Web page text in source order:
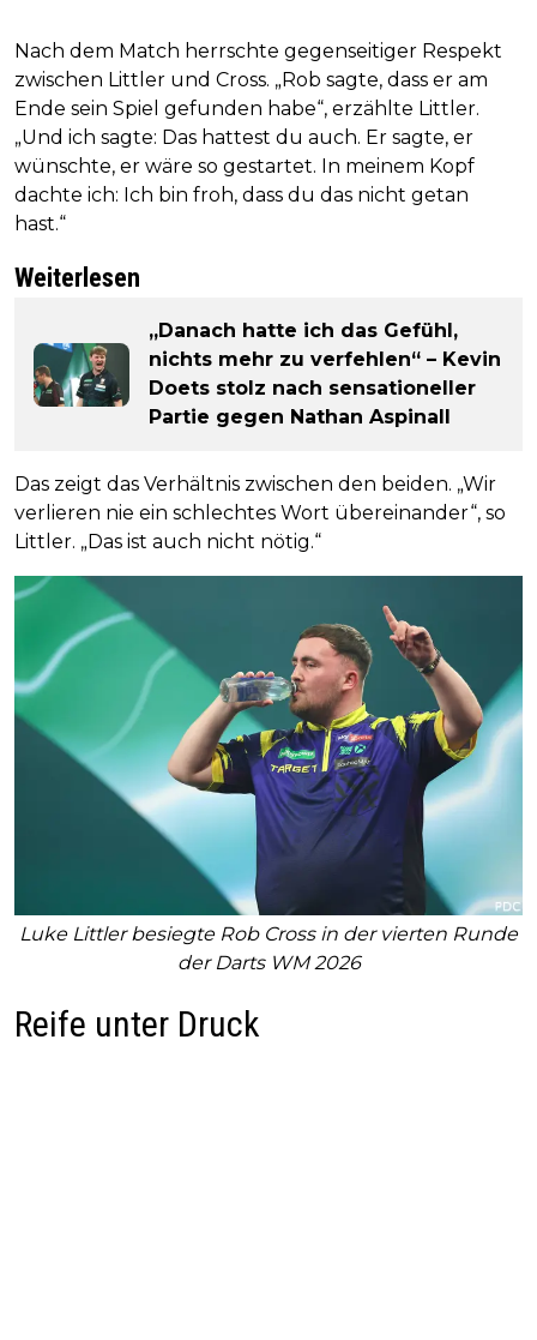
Nach dem Match herrschte gegenseitiger Respekt
zwischen Littler und Cross. „Rob sagte, dass er am
Ende sein Spiel gefunden habe“, erzählte Littler.
„Und ich sagte: Das hattest du auch. Er sagte, er
wünschte, er wäre so gestartet. In meinem Kopf
dachte ich: Ich bin froh, dass du das nicht getan
hast.“
Weiterlesen
„Danach hatte ich das Gefühl,
nichts mehr zu verfehlen“ – Kevin
Doets stolz nach sensationeller
Partie gegen Nathan Aspinall
Das zeigt das Verhältnis zwischen den beiden. „Wir
verlieren nie ein schlechtes Wort übereinander“, so
Littler. „Das ist auch nicht nötig.“
Luke Littler besiegte Rob Cross in der vierten Runde
der Darts WM 2026
Reife unter Druck